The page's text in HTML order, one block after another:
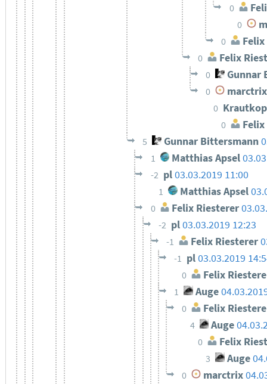
0
0
0
0 Felix
0 Gunnar
0 marctrix
0
0
5 Gunnar Bittersmann
1 Matthias Apsel
-2 pl03.03.2019 11:00
1 Matthias Apsel
0 Felix Riesterer
-2 pl03.03.2019 12:23
-1 Felix Riesterer
-1 pl03.03.2019
0 Felix
1 Auge
0 Felix
4 Auge
0 Felix
3 Auge
0 marctrix